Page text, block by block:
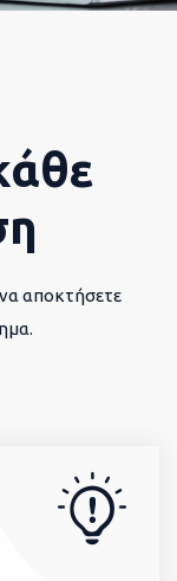
αποκτήσετε